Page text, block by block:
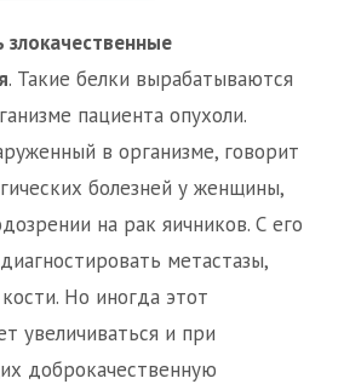
злокачественные
. Такие белки вырабатываются
пациента опухоли.
в организме, говорит
болезней у женщины,
на рак яичников. С его
метастазы,
Но иногда этот
увеличиваться и при
доброкачественную